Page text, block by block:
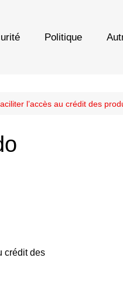
Politique
l’accès au crédit des